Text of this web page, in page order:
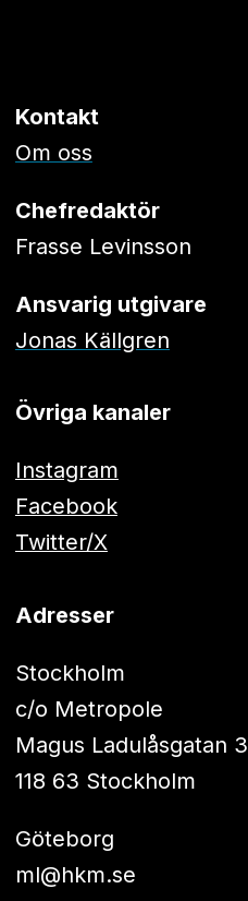
Kontakt
Om oss
Chefredaktör
Frasse Levinsson
Ansvarig utgivare
Jonas Källgren
Övriga kanaler
Instagram
Facebook
Twitter/X
Adresser
Stockholm
c/o Metropole
Magus Ladulåsgatan 3
118 63 Stockholm
Göteborg
ml@hkm.se